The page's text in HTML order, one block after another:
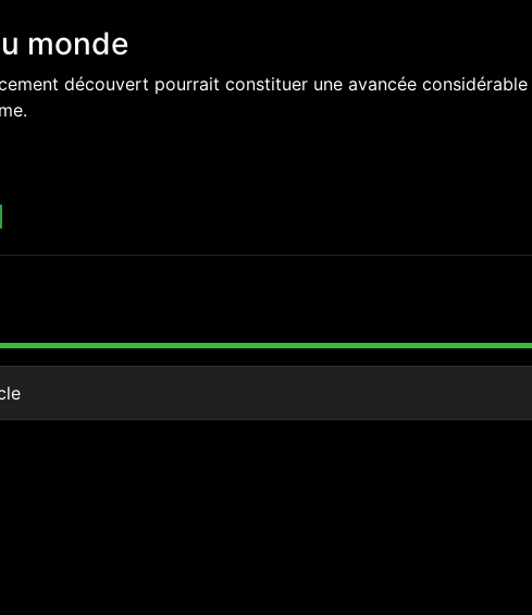
monde
découvert pourrait constituer une avancée considérable